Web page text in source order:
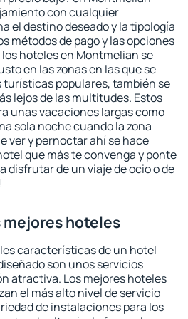
con cualquier
el destino deseado y la tipología
métodos de pago y las opciones
hoteles en Montmelian se
en las zonas en las que se
populares, también se
lejos de las multitudes. Estos
unas vacaciones largas como
sola noche cuando la zona
ver y pernoctar ahí se hace
que más te convenga y ponte
disfrutar de un viaje de ocio o de
hoteles
características de un hotel
son unos servicios
atractiva. Los mejores hoteles
el más alto nivel de servicio
de instalaciones para los